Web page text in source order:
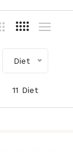
Diet
11 Diet